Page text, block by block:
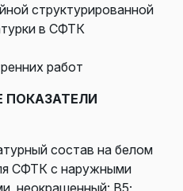
структурированной
в СФТК
работ
ПОКАЗАТЕЛИ
состав на белом
СФТК с наружными